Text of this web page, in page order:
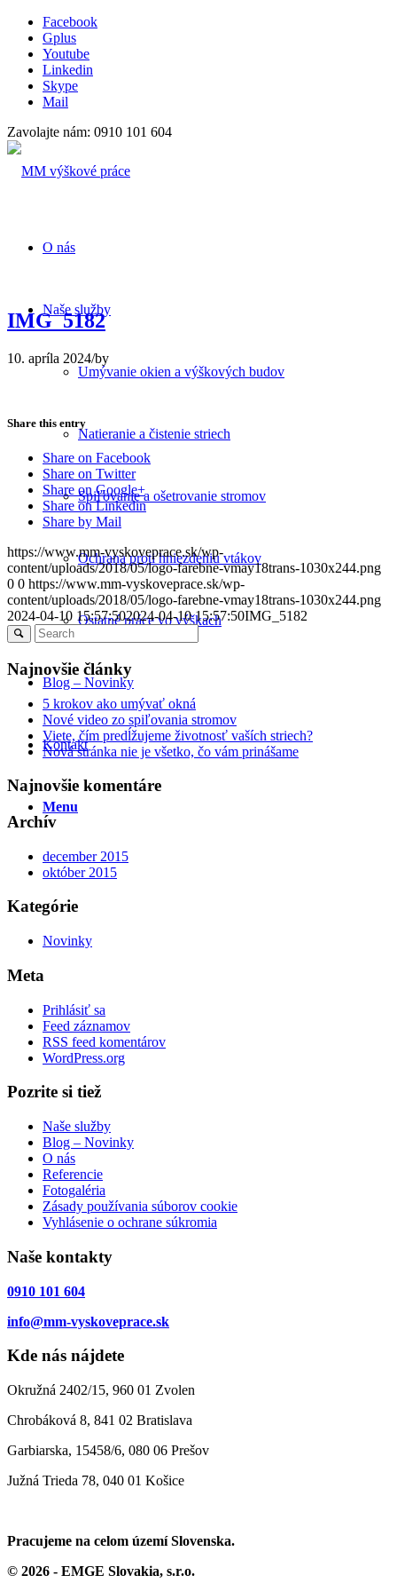
Facebook
Gplus
Youtube
Linkedin
Skype
Mail
Zavolajte nám: 0910 101 604
O nás
Naše služby
Umývanie okien a výškových budov
Natieranie a čistenie striech
Spiľovanie a ošetrovanie stromov
Ochrana proti hniezdeniu vtákov
Ostatné práce vo výškach
Blog – Novinky
Kontakt
Menu
IMG_5182
10. apríla 2024/by
Share this entry
Share on Facebook
Share on Twitter
Share on Google+
Share on Linkedin
Share by Mail
https://www.mm-vyskoveprace.sk/wp-
content/uploads/2018/05/logo-farebne-vmay18trans-1030x244.png
0 0 https://www.mm-vyskoveprace.sk/wp-
content/uploads/2018/05/logo-farebne-vmay18trans-1030x244.png
2024-04-10 15:57:502024-04-10 15:57:50IMG_5182
Najnovšie články
5 krokov ako umývať okná
Nové video zo spiľovania stromov
Viete, čím predĺžujeme životnosť vaších striech?
Nová stránka nie je všetko, čo vám prinášame
Najnovšie komentáre
Archív
december 2015
október 2015
Kategórie
Novinky
Meta
Prihlásiť sa
Feed záznamov
RSS feed komentárov
WordPress.org
Pozrite si tiež
Naše služby
Blog – Novinky
O nás
Referencie
Fotogaléria
Zásady používania súborov cookie
Vyhlásenie o ochrane súkromia
Naše kontakty
0910 101 604
info@mm-vyskoveprace.sk
Kde nás nájdete
Okružná 2402/15, 960 01 Zvolen
Chrobáková 8, 841 02 Bratislava
Garbiarska, 15458/6, 080 06 Prešov
Južná Trieda 78, 040 01 Košice
Pracujeme na celom území Slovenska.
© 2026 - EMGE Slovakia, s.r.o.